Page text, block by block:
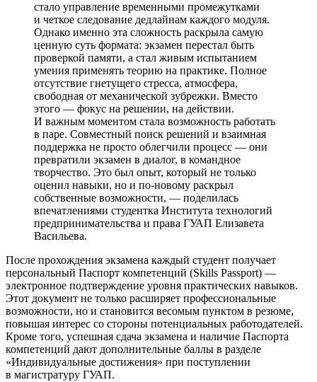
стало управление временными промежутками
и четкое следование дедлайнам каждого модуля.
Однако именно эта сложность раскрыла самую
ценную суть формата: экзамен перестал быть
проверкой памяти, а стал живым испытанием
умения применять теорию на практике. Полное
отсутствие гнетущего стресса, атмосфера,
свободная от механической зубрежки. Вместо
этого — фокус на решении, на действии.
И важным моментом стала возможность работать
в паре. Совместный поиск решений и взаимная
поддержка не просто облегчили процесс — они
превратили экзамен в диалог, в командное
творчество. Это был опыт, который не только
оценил навыки, но и по-новому раскрыл
собственные возможности, — поделилась
впечатлениями студентка Института технологий
предпринимательства и права ГУАП Елизавета
Васильева.
После прохождения экзамена каждый студент получает
персональный Паспорт компетенций (Skills Passport) —
электронное подтверждение уровня практических навыков.
Этот документ не только расширяет профессиональные
возможности, но и становится весомым пунктом в резюме,
повышая интерес со стороны потенциальных работодателей.
Кроме того, успешная сдача экзамена и наличие Паспорта
компетенций дают дополнительные баллы в разделе
«Индивидуальные достижения» при поступлении
в магистратуру ГУАП.